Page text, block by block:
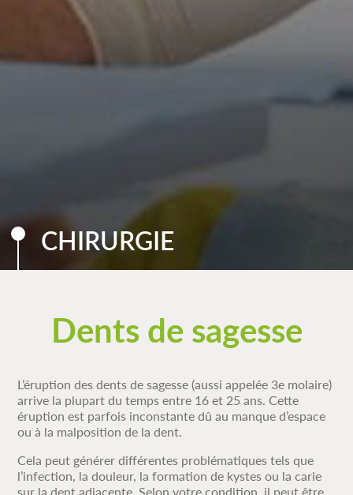
CHIRURGIE
Dents de sagesse
L’éruption des dents de sagesse (aussi appelée 3e molaire)
arrive la plupart du temps entre 16 et 25 ans. Cette
éruption est parfois inconstante dû au manque d’espace
ou à la malposition de la dent.
Cela peut générer différentes problématiques tels que
l’infection, la douleur, la formation de kystes ou la carie
sur la dent adjacente. Selon votre condition, il peut être